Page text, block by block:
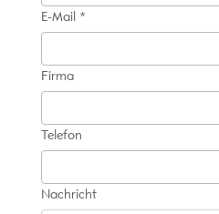
E-Mail *
Firma
Telefon
Nachricht